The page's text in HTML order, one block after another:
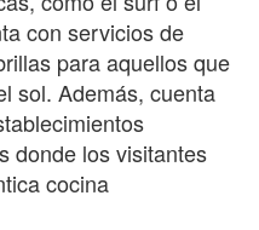
con servicios de
para aquellos que
sol. Además, cuenta
donde los visitantes
cocina